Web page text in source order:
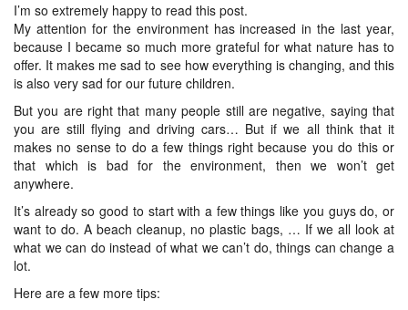
I’m so extremely happy to read this post.
My attention for the environment has increased in the last year,
because I became so much more grateful for what nature has to
offer. It makes me sad to see how everything is changing, and this
is also very sad for our future children.
But you are right that many people still are negative, saying that
you are still flying and driving cars… But if we all think that it
makes no sense to do a few things right because you do this or
that which is bad for the environment, then we won’t get
anywhere.
It’s already so good to start with a few things like you guys do, or
want to do. A beach cleanup, no plastic bags, … If we all look at
what we can do instead of what we can’t do, things can change a
lot.
Here are a few more tips: